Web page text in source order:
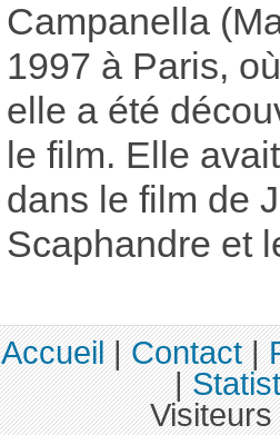
Campanella
1997 à Paris,
elle a été
le film. Elle
dans le film de
Scaphandre et
Accueil|Contact|
|